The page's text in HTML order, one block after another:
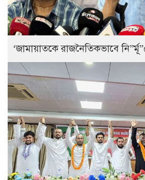
‘জামায়াতকে রাজনৈতিকভাবে